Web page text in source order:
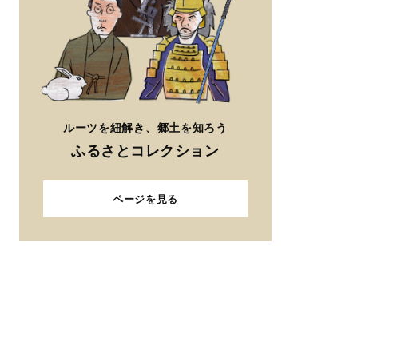
ルーツを紐解き、郷土を知ろう
ふるさとコレクション
ページを見る